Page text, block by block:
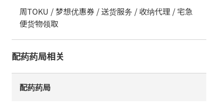
周TOKU / 梦想优惠券 / 送货服务 / 收纳代理 / 宅急
便货物领取
配药药局相关
配药药局